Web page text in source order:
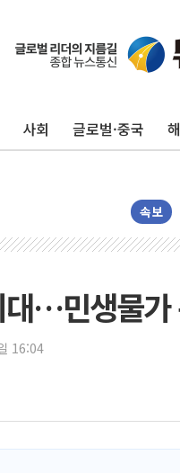
사회 글로벌·중국
속보
대…민생물
16:04